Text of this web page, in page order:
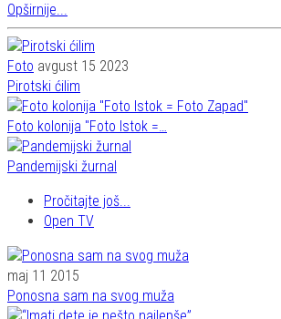
Opširnije...
Foto avgust 15 2023
Pirotski ćilim
Foto kolonija "Foto Istok =…
Pandemijski žurnal
Pročitajte još...
Open TV
maj 11 2015
Ponosna sam na svog muža